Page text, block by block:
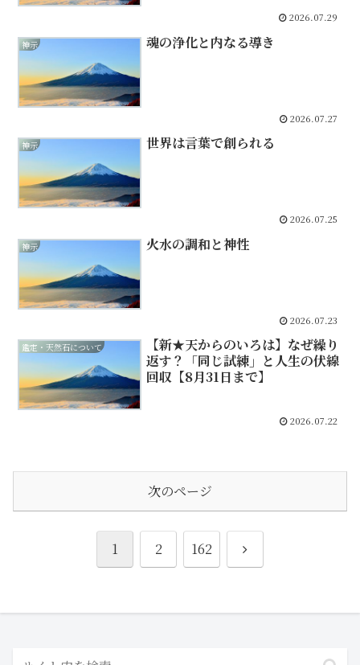
2026.07.29
神示 魂の浄化と内なる導き
2026.07.27
神示 世界は言葉で創られる
2026.07.25
神示 火水の調和と神性
2026.07.23
鑑定・天然石について
【新★天からのいろは】なぜ繰り
返す？「同じ試練」と人生の伏線
回収【8月31日まで】
2026.07.22
次のページ
1 2 162
次